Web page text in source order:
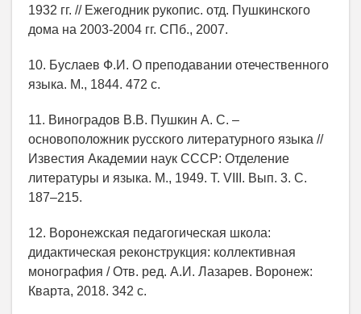
1932 гг. // Ежегодник рукопис. отд. Пушкинского
дома на 2003-2004 гг. СПб., 2007.
10. Буслаев Ф.И. О преподавании отечественного
языка. М., 1844. 472 с.
11. Виноградов В.В. Пушкин А. С. –
основоположник русского литературного языка //
Известия Академии наук СССР: Отделение
литературы и языка. М., 1949. Т. VIII. Вып. 3. С.
187–215.
12. Воронежская педагогическая школа:
дидактическая реконструкция: коллективная
монография / Отв. ред. А.И. Лазарев. Воронеж:
Кварта, 2018. 342 с.